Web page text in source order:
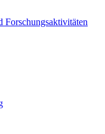
Forschungsaktivitäten